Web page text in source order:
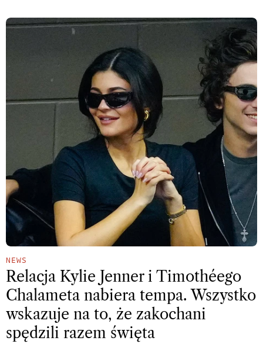
NEWS
Relacja Kylie Jenner i Timothéego
Chalameta nabiera tempa. Wszystko
wskazuje na to, że zakochani
spędzili razem święta